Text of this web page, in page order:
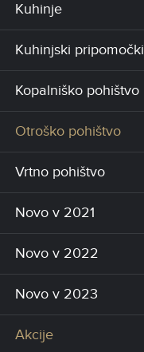
Kuhinje
Kuhinjski pripomočki
Kopalniško pohištvo
Otroško pohištvo
Vrtno pohištvo
Novo v 2021
Novo v 2022
Novo v 2023
Akcije